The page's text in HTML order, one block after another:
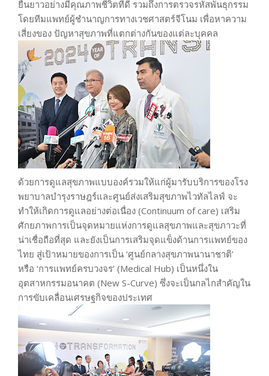
ยืนยาวอย่างมีคุณภาพชีวิตที่ดี รวมถึงการตรวจรหัสพันธุกรรม
โดยทีมแพทย์ผู้ชำนาญการทางเวชศาสตร์จีโนม เพื่อหาความ
เสี่ยงของ ปัญหาสุขภาพที่แตกต่างกันของแต่ละบุคคล
ด้วยการดูแลสุขภาพแบบองค์รวมให้แก่ผู้มารับบริการของโรง
พยาบาลบำรุงราษฎร์และศูนย์ส่งเสริมสุขภาพไวทัลไลฟ์ จะ
ทำให้เกิดการดูแลอย่างต่อเนื่อง (Continuum of care) เสริม
ศักยภาพการเป็นจุดหมายแห่งการดูแลสุขภาพและสุขภาวะที่
น่าเชื่อถือที่สุด และยังเป็นการเสริมจุดแข็งด้านการแพทย์ของ
ไทย สู่เป้าหมายของการเป็น ‘ศูนย์กลางสุขภาพนานาชาติ’
หรือ ‘การแพทย์ครบวงจร’ (Medical Hub) เป็นหนึ่งใน
อุตสาหกรรมอนาคต (New S-Curve) ซึ่งจะเป็นกลไกสำคัญใน
การขับเคลื่อนเศรษฐกิจของประเทศ